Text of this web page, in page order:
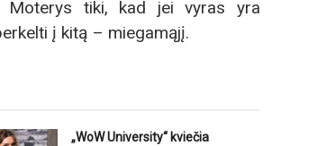
Moterys tiki, kad jei vyras yra
į kitą – miegamąjį.
„WoW University“ kviečia